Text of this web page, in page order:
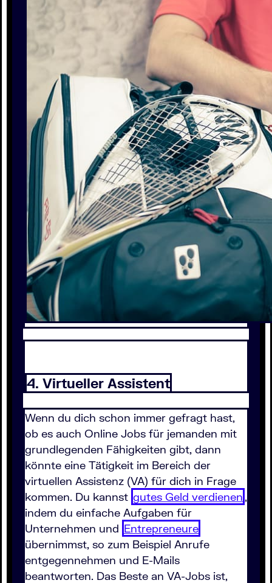
4. Virtueller Assistent
Wenn du dich schon immer gefragt hast,
ob es auch Online Jobs für jemanden mit
grundlegenden Fähigkeiten gibt, dann
könnte eine Tätigkeit im Bereich der
virtuellen Assistenz (VA) für dich in Frage
kommen. Du kannst gutes Geld verdienen ,
indem du einfache Aufgaben für
Unternehmen und Entrepreneure
übernimmst, so zum Beispiel Anrufe
entgegennehmen und E-Mails
beantworten. Das Beste an VA-Jobs ist,